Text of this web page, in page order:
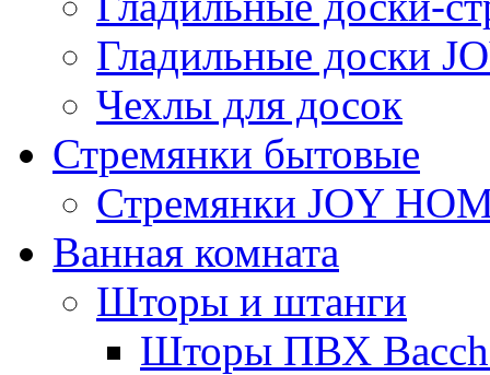
Гладильные доски
Чехлы для досок
Стремянки бытовые
Стремянки JOY
Ванная комната
Шторы и штанги
Шторы ПВХ